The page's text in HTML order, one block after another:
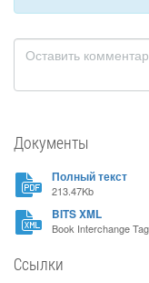
Документы
Полный текст
213.47Kb
BITS XML
Book Interchange
Ссылки